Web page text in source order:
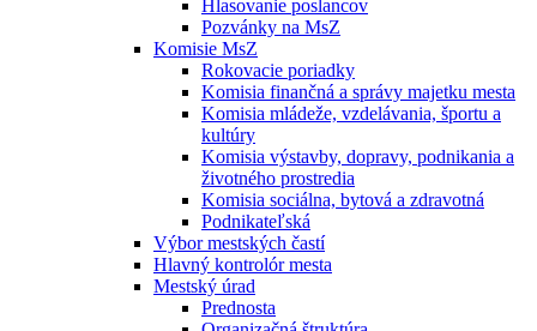
Hlasovanie poslancov
Pozvánky na MsZ
Komisie MsZ
Rokovacie poriadky
Komisia finančná a správy majetku mesta
Komisia mládeže, vzdelávania, športu a
kultúry
Komisia výstavby, dopravy, podnikania a
životného prostredia
Komisia sociálna, bytová a zdravotná
Podnikateľská
Výbor mestských častí
Hlavný kontrolór mesta
Mestský úrad
Prednosta